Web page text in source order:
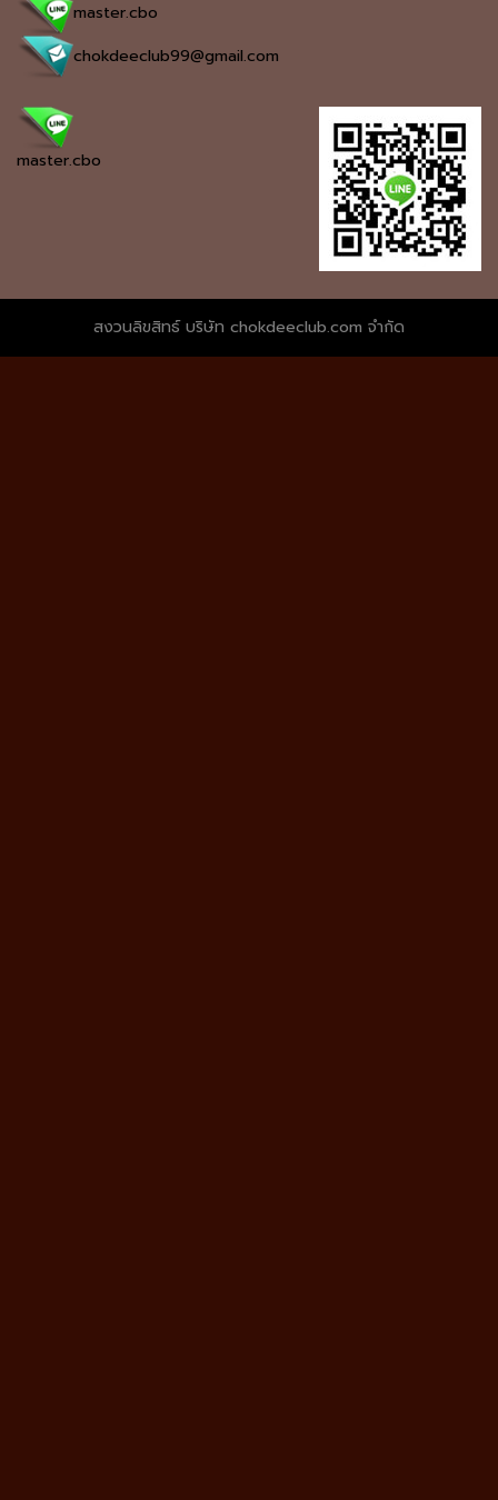
master.cbo
chokdeeclub99@gmail.com
master.cbo
สงวนลิขสิทธ์ บริษัท chokdeeclub.com จำกัด